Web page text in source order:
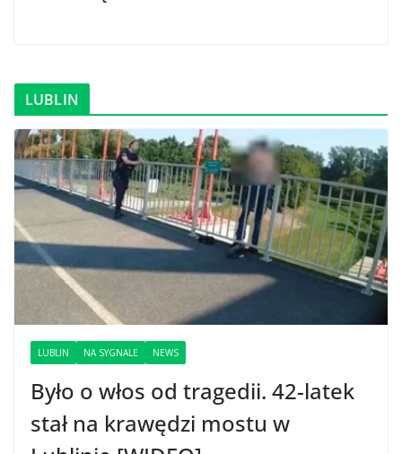
LUBLIN
LUBLIN NA SYGNALE NEWS
Było o włos od tragedii. 42-latek
stał na krawędzi mostu w